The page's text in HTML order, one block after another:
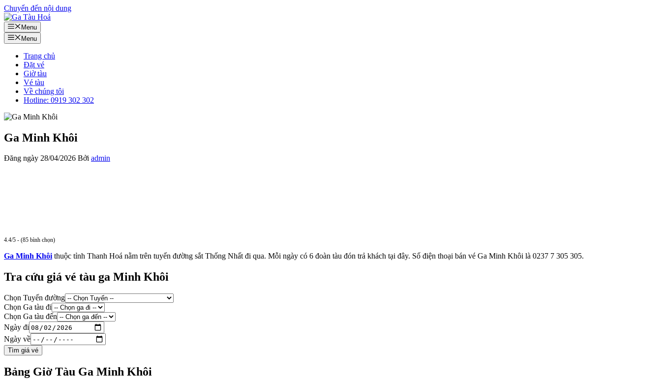
Chuyển đến nội dung
Menu
Menu
Trang chủ
Đặt vé
Giờ tàu
Vé tàu
Về chúng tôi
Hotline: 0919 302 302
Ga Minh Khôi
Đăng ngày 28/04/2026 Bởi admin
4.4/5 - (85 bình chọn)
Ga Minh Khôithuộc tỉnh Thanh Hoá nằm trên tuyến đường sắt Thống Nhất đi qua. Mỗi ngày có 6 đoàn tàu đón trả khách tại đây. Số điện thoại bán vé Ga Minh Khôi là 0237 7 305 305.
Tra cứu giá vé tàu ga Minh Khôi
Chọn Tuyến đường
Chọn Ga tàu đi
Chọn Ga tàu đến
Ngày đi
Ngày về
Tìm giá vé
Bảng Giờ Tàu Ga Minh Khôi